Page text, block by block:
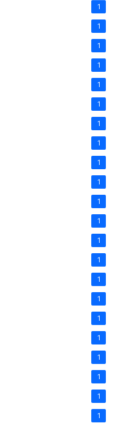
1
1
1
1
1
1
1
1
1
1
1
1
1
1
1
1
1
1
1
1
1
1